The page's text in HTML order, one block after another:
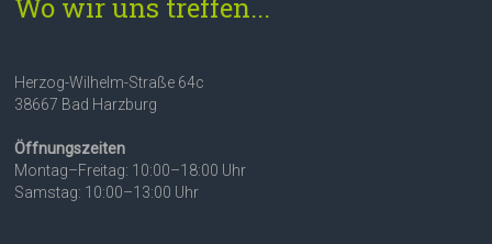
Wo wir uns treffen...
Herzog-Wilhelm-Straße 64c
38667 Bad Harzburg
Öffnungszeiten
Montag–Freitag: 10:00–18:00 Uhr
Samstag: 10:00–13:00 Uhr